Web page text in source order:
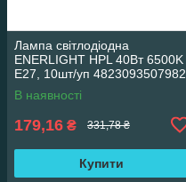
Лампа світлодіодна
ENERLIGHT HPL 40Вт 6500K
E27, 10шт/уп 4823093507982
В наявності
179,16 ₴ 331,78 ₴
Купити